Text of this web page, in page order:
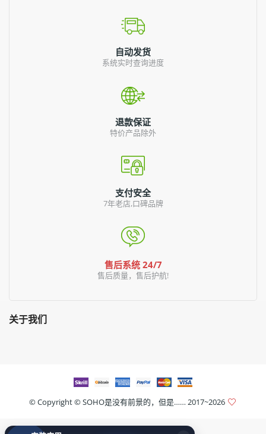
自动发货
系统实时查询进度
退款保证
特价产品除外
支付安全
7年老店,口碑品牌
售后系统 24/7
售后质量，售后护航!
关于我们
© Copyright ©SOHO是没有前景的，但是…… 2017~2026